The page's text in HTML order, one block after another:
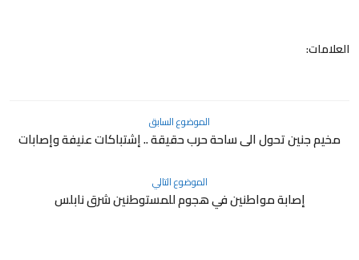
صوتيات
العلامات:
الموضوع السابق
مخيم جنين تحول الى ساحة حرب حقيقة .. إشتباكات عنيفة وإصابات
الموضوع التالي
إصابة مواطنين في هجوم للمستوطنين شرق نابلس